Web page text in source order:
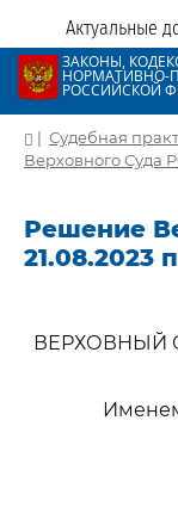
Актуальные
ЗАКОНЫ,
НОРМАТИВНО-
РОССИЙСКОЙ
| Судебная
Верховного Суда
Решение
21.08.2023
ВЕРХОВНЫЙ